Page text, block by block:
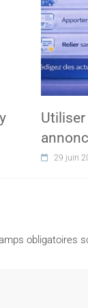
29 juin
obligatoires